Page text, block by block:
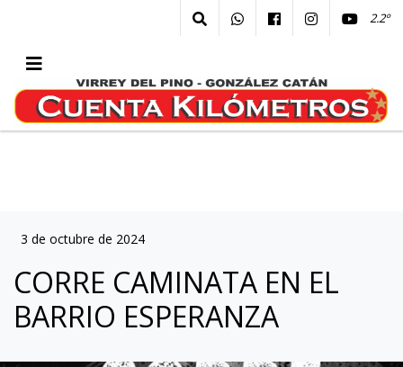
2.2º
3 de octubre de 2024
CORRE CAMINATA EN EL
BARRIO ESPERANZA